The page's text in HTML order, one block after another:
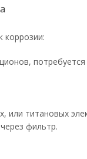
коррозии:
потребуется
или титановых
фильтр.